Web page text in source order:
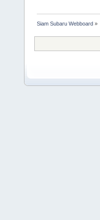
Siam Subaru Webboard »